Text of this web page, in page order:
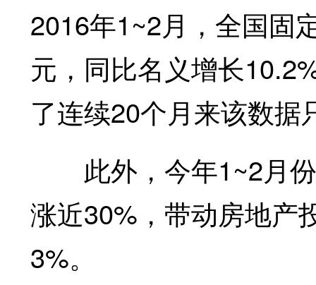
2016年1~2月，全国固
元，同比名义增长
了连续20个月来该数
此外，今年1~2月份
涨近30%，带动房地产
3%。